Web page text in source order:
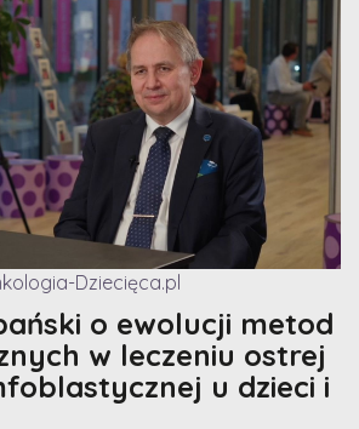
Dziecięca.pl
o ewolucji metod
w leczeniu ostrej
u dzieci i